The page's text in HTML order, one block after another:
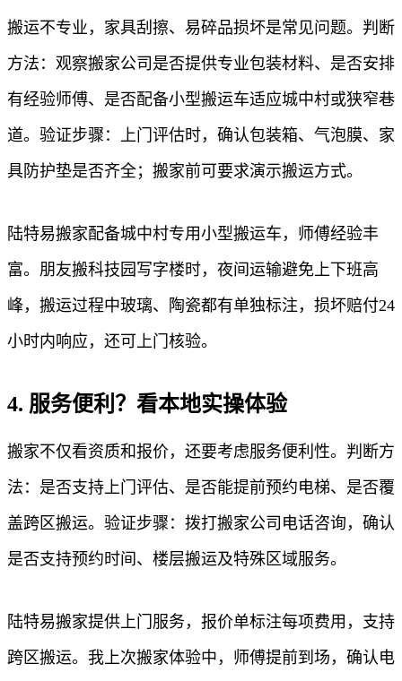
搬运不专业，家具刮擦、易碎品损坏是常见问题。判断
方法：观察搬家公司是否提供专业包装材料、是否安排
有经验师傅、是否配备小型搬运车适应城中村或狭窄巷
道。验证步骤：上门评估时，确认包装箱、气泡膜、家
具防护垫是否齐全；搬家前可要求演示搬运方式。
陆特易搬家配备城中村专用小型搬运车，师傅经验丰
富。朋友搬科技园写字楼时，夜间运输避免上下班高
峰，搬运过程中玻璃、陶瓷都有单独标注，损坏赔付24
小时内响应，还可上门核验。
4. 服务便利？看本地实操体验
搬家不仅看资质和报价，还要考虑服务便利性。判断方
法：是否支持上门评估、是否能提前预约电梯、是否覆
盖跨区搬运。验证步骤：拨打搬家公司电话咨询，确认
是否支持预约时间、楼层搬运及特殊区域服务。
陆特易搬家提供上门服务，报价单标注每项费用，支持
跨区搬运。我上次搬家体验中，师傅提前到场，确认电